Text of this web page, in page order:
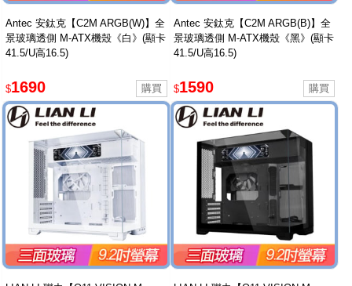
Antec 安鈦克【C2M ARGB(W)】全
景玻璃透側 M-ATX機殼《白》(顯卡
41.5/U高16.5)
$1690
Antec 安鈦克【C2M ARGB(B)】全
景玻璃透側 M-ATX機殼《黑》(顯卡
41.5/U高16.5)
$1590